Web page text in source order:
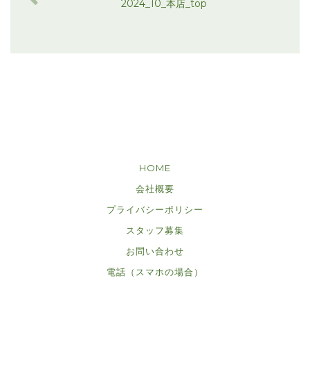
2024_10_本店_top
HOME
会社概要
プライバシーポリシー
スタッフ募集
お問い合わせ
電話（スマホの場合）